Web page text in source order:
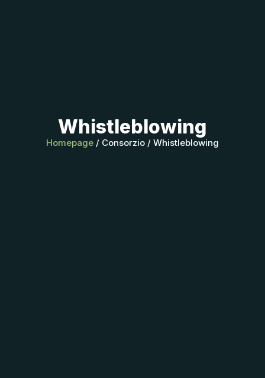
Whistleblowing
Homepage/ Consorzio / Whistleblowing